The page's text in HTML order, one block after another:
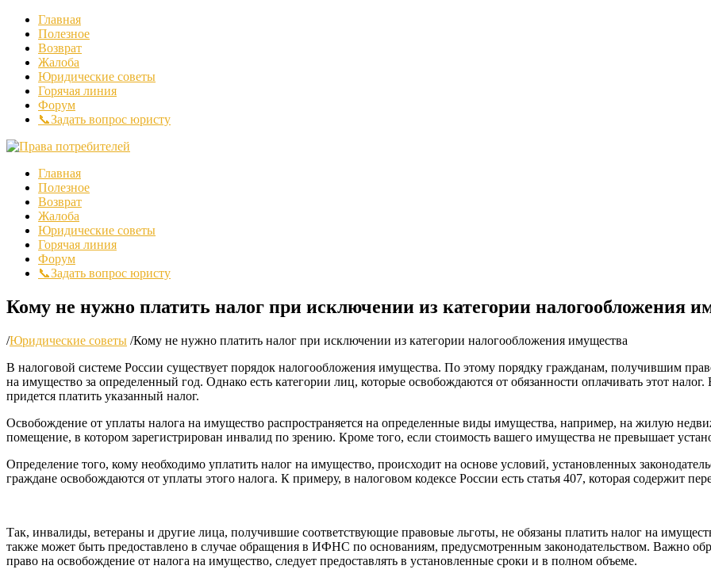
Главная
Полезное
Возврат
Жалоба
Юридические советы
Горячая линия
Форум
📞Задать вопрос юристу
Главная
Полезное
Возврат
Жалоба
Юридические советы
Горячая линия
Форум
📞Задать вопрос юристу
Кому не нужно платить налог при исключении из категории налогообложения
/Юридические советы /Кому не нужно платить налог при исключении из категории налогообложения имущества
В налоговой системе России существует порядок налогообложения имущества. По этому порядку гражданам, получившим
на имущество за определенный год. Однако есть категории лиц, которые освобождаются от обязанности оплачивать этот
придется платить указанный налог.
Освобождение от уплаты налога на имущество распространяется на определенные виды имущества, например, на жилую
помещение, в котором зарегистрирован инвалид по зрению. Кроме того, если стоимость вашего имущества не превышает
Определение того, кому необходимо уплатить налог на имущество, происходит на основе условий, установленных
граждане освобождаются от уплаты этого налога. К примеру, в налоговом кодексе России есть статья 407, которая содержит
Так, инвалиды, ветераны и другие лица, получившие соответствующие правовые льготы, не обязаны платить налог на
также может быть предоставлено в случае обращения в ИФНС по основаниям, предусмотренным законодательством. Важно
право на освобождение от налога на имущество, следует предоставлять в установленные сроки и в полном объеме.